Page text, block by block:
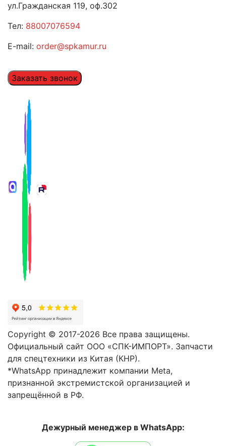
ул.Гражданская 119, оф.302
Тел: 88007076594
E-mail: order@spkamur.ru
Заказать звонок
Copyright © 2017-2026 Все права защищены.
Официальный сайт ООО «СПК-ИМПОРТ». Запчасти
для спецтехники из Китая (КНР).
*WhatsApp принадлежит компании Meta,
признанной экстремистской организацией и
запрещённой в РФ.
Дежурный менеджер в WhatsApp: